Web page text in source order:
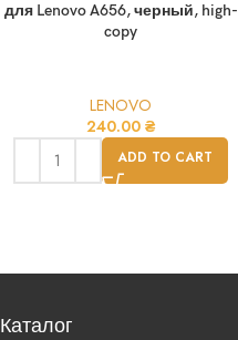
для Lenovo A656, черный, high-
copy
LENOVO
240.00 ₴
ADD TO CART
Каталог